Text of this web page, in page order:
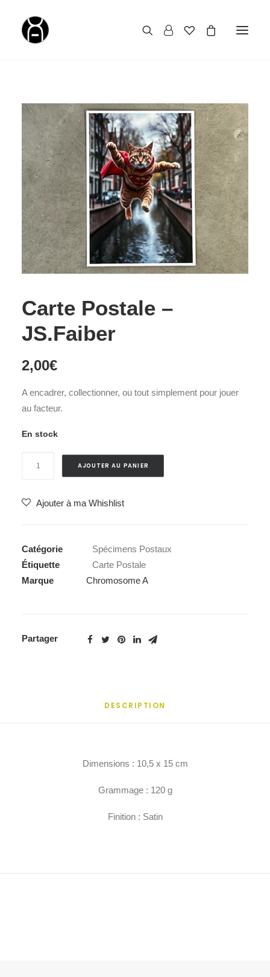
Carte Postale –
JS.Faiber
2,00€
A encadrer, collectionner, ou tout simplement pour jouer
au facteur.
En stock
Postale
AJOUTER AU PANIER
Ajouter à ma Whishlist
Catégorie
Spécimens Postaux
Étiquette
Carte Postale
Marque
Chromosome A
Partager
DESCRIPTION
Dimensions : 10,5 x 15 cm
Grammage : 120 g
Finition : Satin